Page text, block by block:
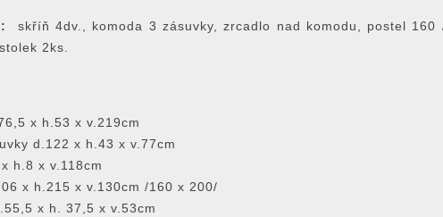
skříň 4dv., komoda 3 zásuvky, zrcadlo nad komodu, postel
2ks.
x h.53 x v.219cm
d.122 x h.43 x v.77cm
h.8 x v.118cm
x h.215 x v.130cm /160 x 200/
x h. 37,5 x v.53cm